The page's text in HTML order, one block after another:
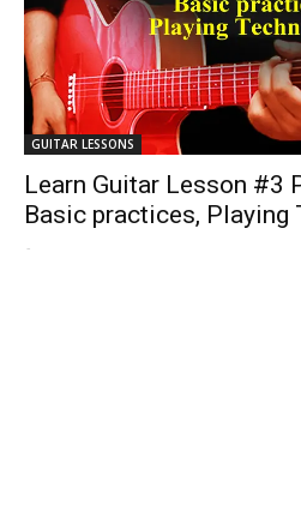
GUITAR LESSONS
Learn Guitar Lesson #3
Basic practices, Playing
-